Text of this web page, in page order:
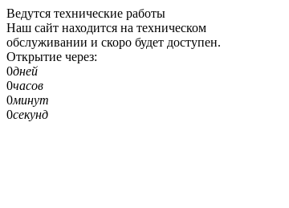
Ведутся технические работы
Наш сайт находится на техническом
обслуживании и скоро будет доступен.
Открытие через:
0дней
0часов
0минут
0секунд